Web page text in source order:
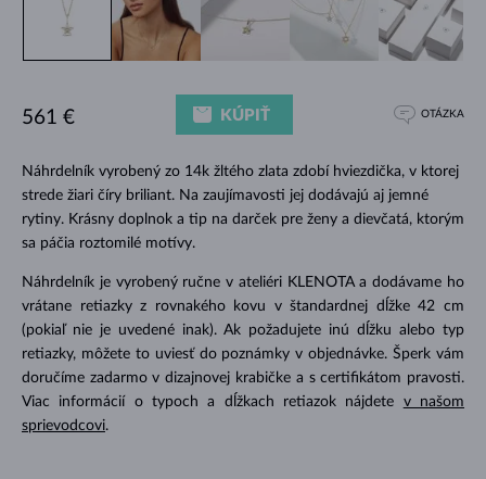
Náhrdelník vyrobený zo 14k žltého zlata zdobí hviezdička, v ktorej
strede žiari číry briliant. Na zaujímavosti jej dodávajú aj jemné
rytiny. Krásny doplnok a tip na darček pre ženy a dievčatá, ktorým
sa páčia roztomilé motívy.
Náhrdelník je vyrobený ručne v ateliéri KLENOTA a dodávame ho
vrátane retiazky z rovnakého kovu v štandardnej dĺžke 42 cm
(pokiaľ nie je uvedené inak). Ak požadujete inú dĺžku alebo typ
retiazky, môžete to uviesť do poznámky v objednávke. Šperk vám
doručíme zadarmo v dizajnovej krabičke a s certifikátom pravosti.
Viac informácií o typoch a dĺžkach retiazok nájdete v našom
sprievodcovi.
561 € KÚPIŤ OTÁZKA